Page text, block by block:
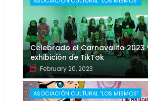
Celebrado el Carnavalito 2023
exhibición de TikTok
February 20, 2023
ASOCIACIÓN CULTURAL "LOS MISMOS"